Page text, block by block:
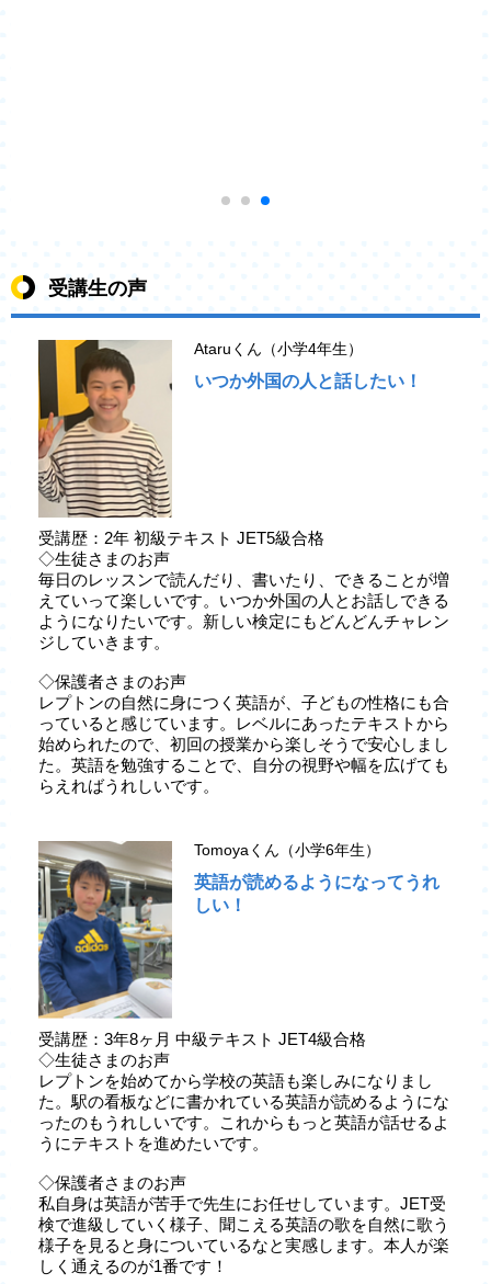
受講生の声
Ataruくん（小学4年生）
いつか外国の人と話したい！
受講歴：2年 初級テキスト JET5級合格
◇生徒さまのお声
毎日のレッスンで読んだり、書いたり、できることが増
えていって楽しいです。いつか外国の人とお話しできる
ようになりたいです。新しい検定にもどんどんチャレン
ジしていきます。
◇保護者さまのお声
レプトンの自然に身につく英語が、子どもの性格にも合
っていると感じています。レベルにあったテキストから
始められたので、初回の授業から楽しそうで安心しまし
た。英語を勉強することで、自分の視野や幅を広げても
らえればうれしいです。
Tomoyaくん（小学6年生）
英語が読めるようになってうれ
しい！
受講歴：3年8ヶ月 中級テキスト JET4級合格
◇生徒さまのお声
レプトンを始めてから学校の英語も楽しみになりまし
た。駅の看板などに書かれている英語が読めるようにな
ったのもうれしいです。これからもっと英語が話せるよ
うにテキストを進めたいです。
◇保護者さまのお声
私自身は英語が苦手で先生にお任せしています。JET受
検で進級していく様子、聞こえる英語の歌を自然に歌う
様子を見ると身についているなと実感します。本人が楽
しく通えるのが1番です！